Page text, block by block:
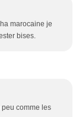
marocaine je
bises.
comme les